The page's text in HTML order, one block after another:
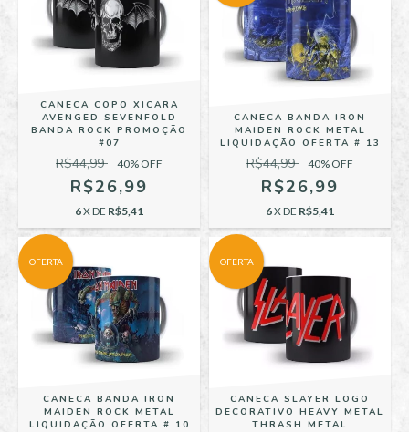
CANECA COPO XICARA
AVENGED SEVENFOLD
BANDA ROCK PROMOÇÃO
#07
R$44,99 40% OFF
R$26,99
6X DE R$5,41
CANECA BANDA IRON
MAIDEN ROCK METAL
LIQUIDAÇÃO OFERTA # 13
R$44,99 40% OFF
R$26,99
6X DE R$5,41
OFERTA
CANECA BANDA IRON
MAIDEN ROCK METAL
LIQUIDAÇÃO OFERTA # 10
OFERTA
CANECA SLAYER LOGO
DECORATIVO HEAVY METAL
THRASH METAL